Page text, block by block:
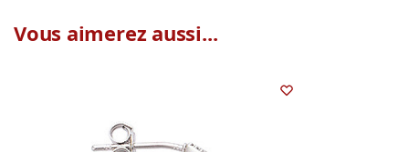
Vous aimerez aussi...